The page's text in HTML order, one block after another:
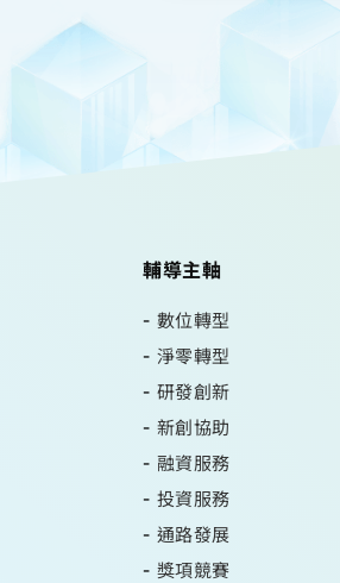
輔導主軸
數位轉型
淨零轉型
研發創新
新創協助
融資服務
投資服務
通路發展
獎項競賽